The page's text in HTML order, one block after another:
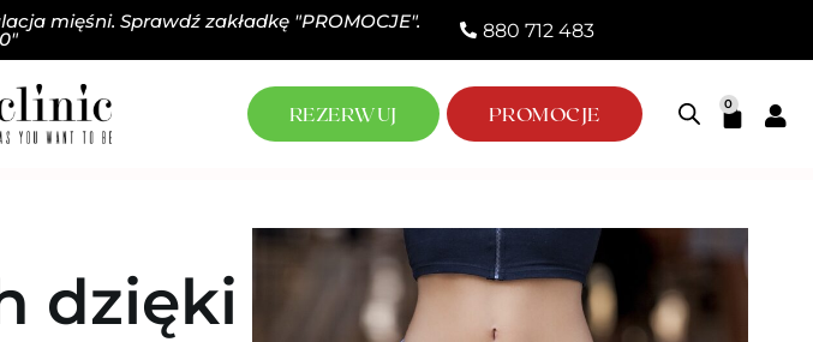
mięśni. Sprawdź zakładkę "PROMOCJE". 880 712 483​
REZERWUJ PROMOCJE 0
dzięki